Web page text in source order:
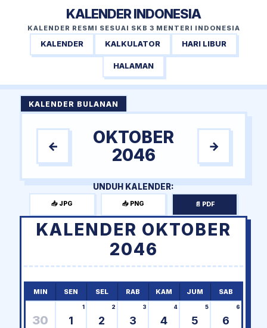
KALENDER INDONESIA
KALENDER RESMI SESUAI SKB 3 MENTERI INDONESIA
KALENDER KALKULATOR HARI LIBUR
HALAMAN
KALENDER BULANAN
←
OKTOBER
2046
→
UNDUH KALENDER:
📥 JPG 📥 PNG 📄 PDF
KALENDER OKTOBER
2046
MIN SEN SEL RAB KAM JUM SAB
30 1
1
2
2
3
3
4
4
5
5
6
6